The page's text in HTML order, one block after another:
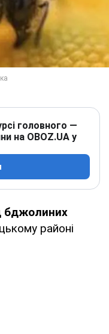
головного —
на OBOZ.UA у
бджолиних
районі